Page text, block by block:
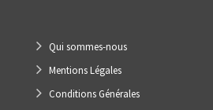
Qui sommes-nous
Mentions Légales
Conditions Générales